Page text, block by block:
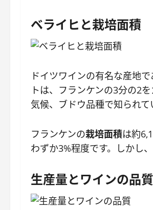
ベライヒと栽培面積
ドイツワインの有名な産地で
トは、フランケンの3分の2
気候、ブドウ品種で知られて
フランケンの栽培面積は約
わずか3%程度です。しかし
生産量とワインの品質